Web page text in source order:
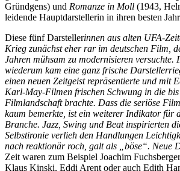
Gründgens) und Romanze in Moll (1943,
leidende Hauptdarstellerin in ihren besten
Diese fünf Darstellerinnen aus alten UFA-
Krieg zunächst eher rar im deutschen Film,
Jahren mühsam zu modernisieren versuchte.
wiederum kam eine ganz frische
einen neuen Zeitgeist repräsentierte und mit
Karl-May-Filmen frischen Schwung in die
Filmlandschaft brachte. Dass die seriöse
kaum bemerkte, ist ein weiterer Indikator für
Branche. Jazz, Swing und Beat inspirierten
Selbstironie verlieh den Handlungen
nach reaktionär roch, galt als „böse“. Neue
Zeit waren zum Beispiel Joachim
Klaus Kinski, Eddi Arent oder auch Edith